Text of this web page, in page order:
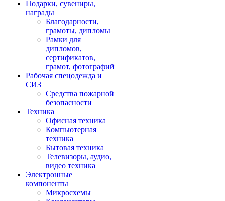
Подарки, сувениры,
награды
Благодарности,
грамоты, дипломы
Рамки для
дипломов,
сертификатов,
грамот, фотографий
Рабочая спецодежда и
СИЗ
Средства пожарной
безопасности
Техника
Офисная техника
Компьютерная
техника
Бытовая техника
Телевизоры, аудио,
видео техника
Электронные
компоненты
Микросхемы